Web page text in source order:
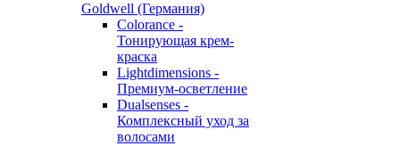
Goldwell (Германия)
Colorance -
Тонирующая крем-
краска
Lightdimensions -
Премиум-осветление
Dualsenses -
Комплексный уход за
волосами